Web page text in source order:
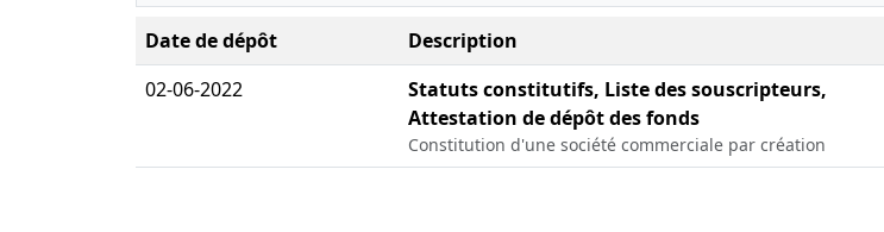
Date de dépôt Description
02-06-2022
Statuts constitutifs, Liste des souscripteurs,
Attestation de dépôt des fonds
Constitution d'une société commerciale par création